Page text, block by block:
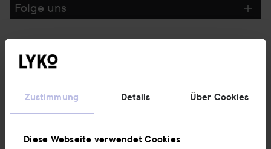
Zustimmung Details Über Cookies
Diese Webseite verwendet Cookies
Folge uns
Informationen
Ebenfalls interessant